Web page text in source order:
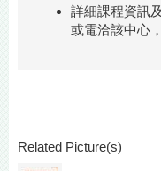
詳細課程資訊
或電洽該中心
Related Picture(s)